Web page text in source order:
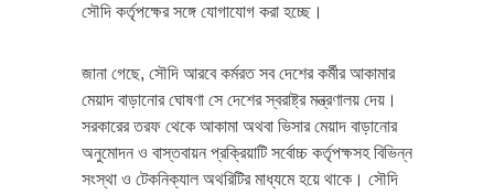
সৌদি কর্তৃপক্ষের সঙ্গে যোগাযোগ করা হচ্ছে।
জানা গেছে, সৌদি আরবে কর্মরত সব দেশের কর্মীর আকামার
মেয়াদ বাড়ানোর ঘোষণা সে দেশের স্বরাষ্ট্র মন্ত্রণালয় দেয়।
সরকারের তরফ থেকে আকামা অথবা ভিসার মেয়াদ বাড়ানোর
অনুমোদন ও বাস্তবায়ন প্রক্রিয়াটি সর্বোচ্চ কর্তৃপক্ষসহ বিভিন্ন
সংস্থা ও টেকনিক্যাল অথরিটির মাধ্যমে হয়ে থাকে। সৌদি